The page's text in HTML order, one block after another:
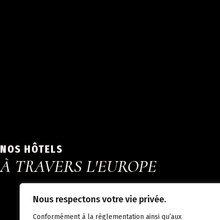
Nous respectons votre vie privée.
Conformément à la réglementation ainsi qu’aux
NOS HÔTELS
À TRAVERS L'EUROPE